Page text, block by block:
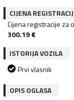
CIJENA
Cijena registracije za
300.19€
ISTORIJA VOZILA
Prvi vlasnik
OPIS OGLASA